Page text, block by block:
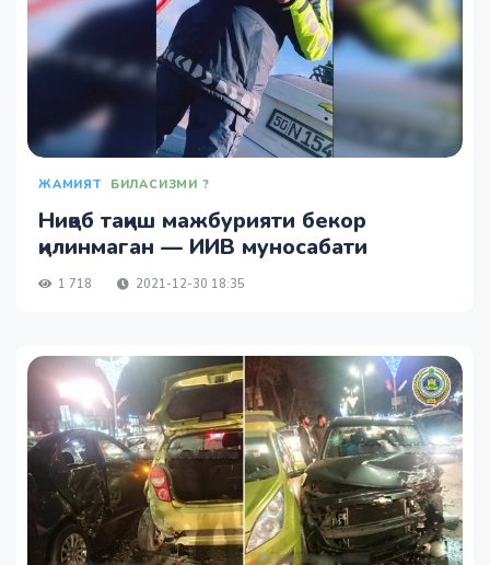
ЖАМИЯТ БИЛАСИЗМИ ?
Ниқоб тақиш мажбурияти бекор
қилинмаган — ИИВ муносабати
1 718 2021-12-30 18:35